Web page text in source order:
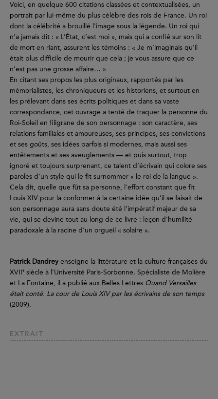
Voici, en quelque 600 citations classées et contextualisées, un
portrait par lui-même du plus célèbre des rois de France. Un roi
dont la célébrité a brouillé l'image sous la légende. Un roi qui
n’a jamais dit : « L’État, c’est moi », mais qui a confié sur son lit
de mort en riant, assurent les témoins : « Je m’imaginais qu’il
était plus difficile de mourir que cela ; je vous assure que ce
n’est pas une grosse affaire… »
En citant ses propos les plus originaux, rapportés par les
mémorialistes, les chroniqueurs et les historiens, et surtout en
les prélevant dans ses écrits politiques et dans sa vaste
correspondance, cet ouvrage a tenté de traquer la personne du
Roi-Soleil en filigrane de son personnage : son caractère, ses
relations familiales et amoureuses, ses principes, ses convictions
et ses goûts, ses idées parfois si modernes, mais aussi ses
entêtements et ses aveuglements — et puis surtout, trop
ignoré et toujours surprenant, ce talent d’écrivain qui colore ses
paroles d’un style qui le fit surnommer « le roi de la langue ».
Cela dit, quelle que fût sa personne, l’effort constant que fit
Louis XIV pour la conformer à la certaine idée qu’il se faisait de
son personnage aura sans doute été l’impératif majeur de sa
vie, qui se devine tout au long de ce livre : leçon d’humilité
paradoxale à la racine d’un orgueil « solaire ».
Patrick Dandrey enseigne la littérature et la culture françaises du
XVIIe siècle à l’Université Paris-Sorbonne. Spécialiste de Molière
et La Fontaine, il a publié aux Belles Lettres Quand Versailles
était conté. La cour de Louis XIV par les écrivains de son temps
(2009).
EXTRAIT